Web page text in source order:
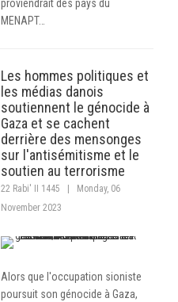
proviendrait des pays du
MENAPT…
Les hommes politiques et
les médias danois
soutiennent le génocide à
Gaza et se cachent
derrière des mensonges
sur l'antisémitisme et le
soutien au terrorisme
22 Rabi' II 1445
Monday, 06
November 2023
Alors que l'occupation sioniste
poursuit son génocide à Gaza,